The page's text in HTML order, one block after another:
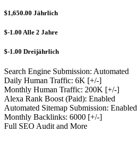
$1,650.00 Jährlich
$-1.00 Alle 2 Jahre
$-1.00 Dreijährlich
Search Engine Submission: Automated
Daily Human Traffic: 6K [+/-]
Monthly Human Traffic: 200K [+/-]
Alexa Rank Boost (Paid): Enabled
Automated Sitemap Submission: Enabled
Monthly Backlinks: 6000 [+/-]
Full SEO Audit and More